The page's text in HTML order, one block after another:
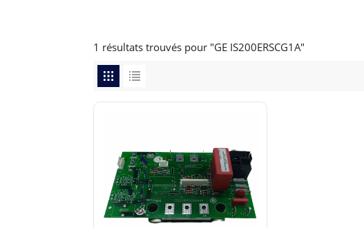
1 résultats trouvés pour "GE IS200ERSCG1A"